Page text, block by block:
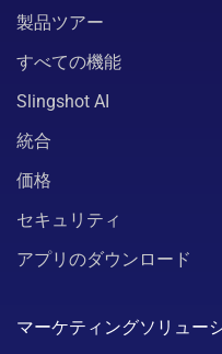
製品ツアー
すべての機能
Slingshot AI
統合
価格
セキュリティ
アプリのダウンロード
マーケティングソリュー